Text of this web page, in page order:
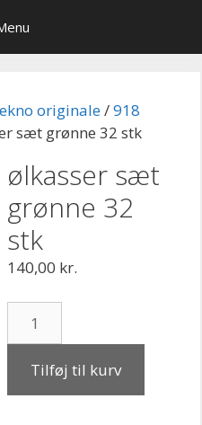
originale/918
sæt grønne 32 stk
ølkasser sæt
grønne 32
stk
140,00 kr.
stk
Tilføj til kurv